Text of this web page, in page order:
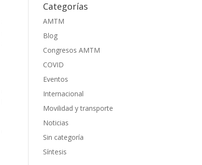
Categorías
AMTM
Blog
Congresos AMTM
COVID
Eventos
Internacional
Movilidad y transporte
Noticias
Sin categoría
Síntesis